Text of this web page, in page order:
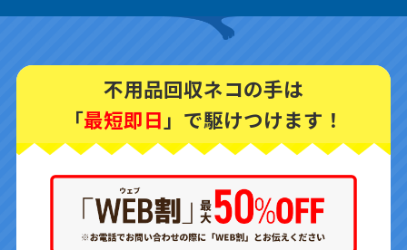
不用品回収ネコの手は
「最短即日 」で駆けつけます！